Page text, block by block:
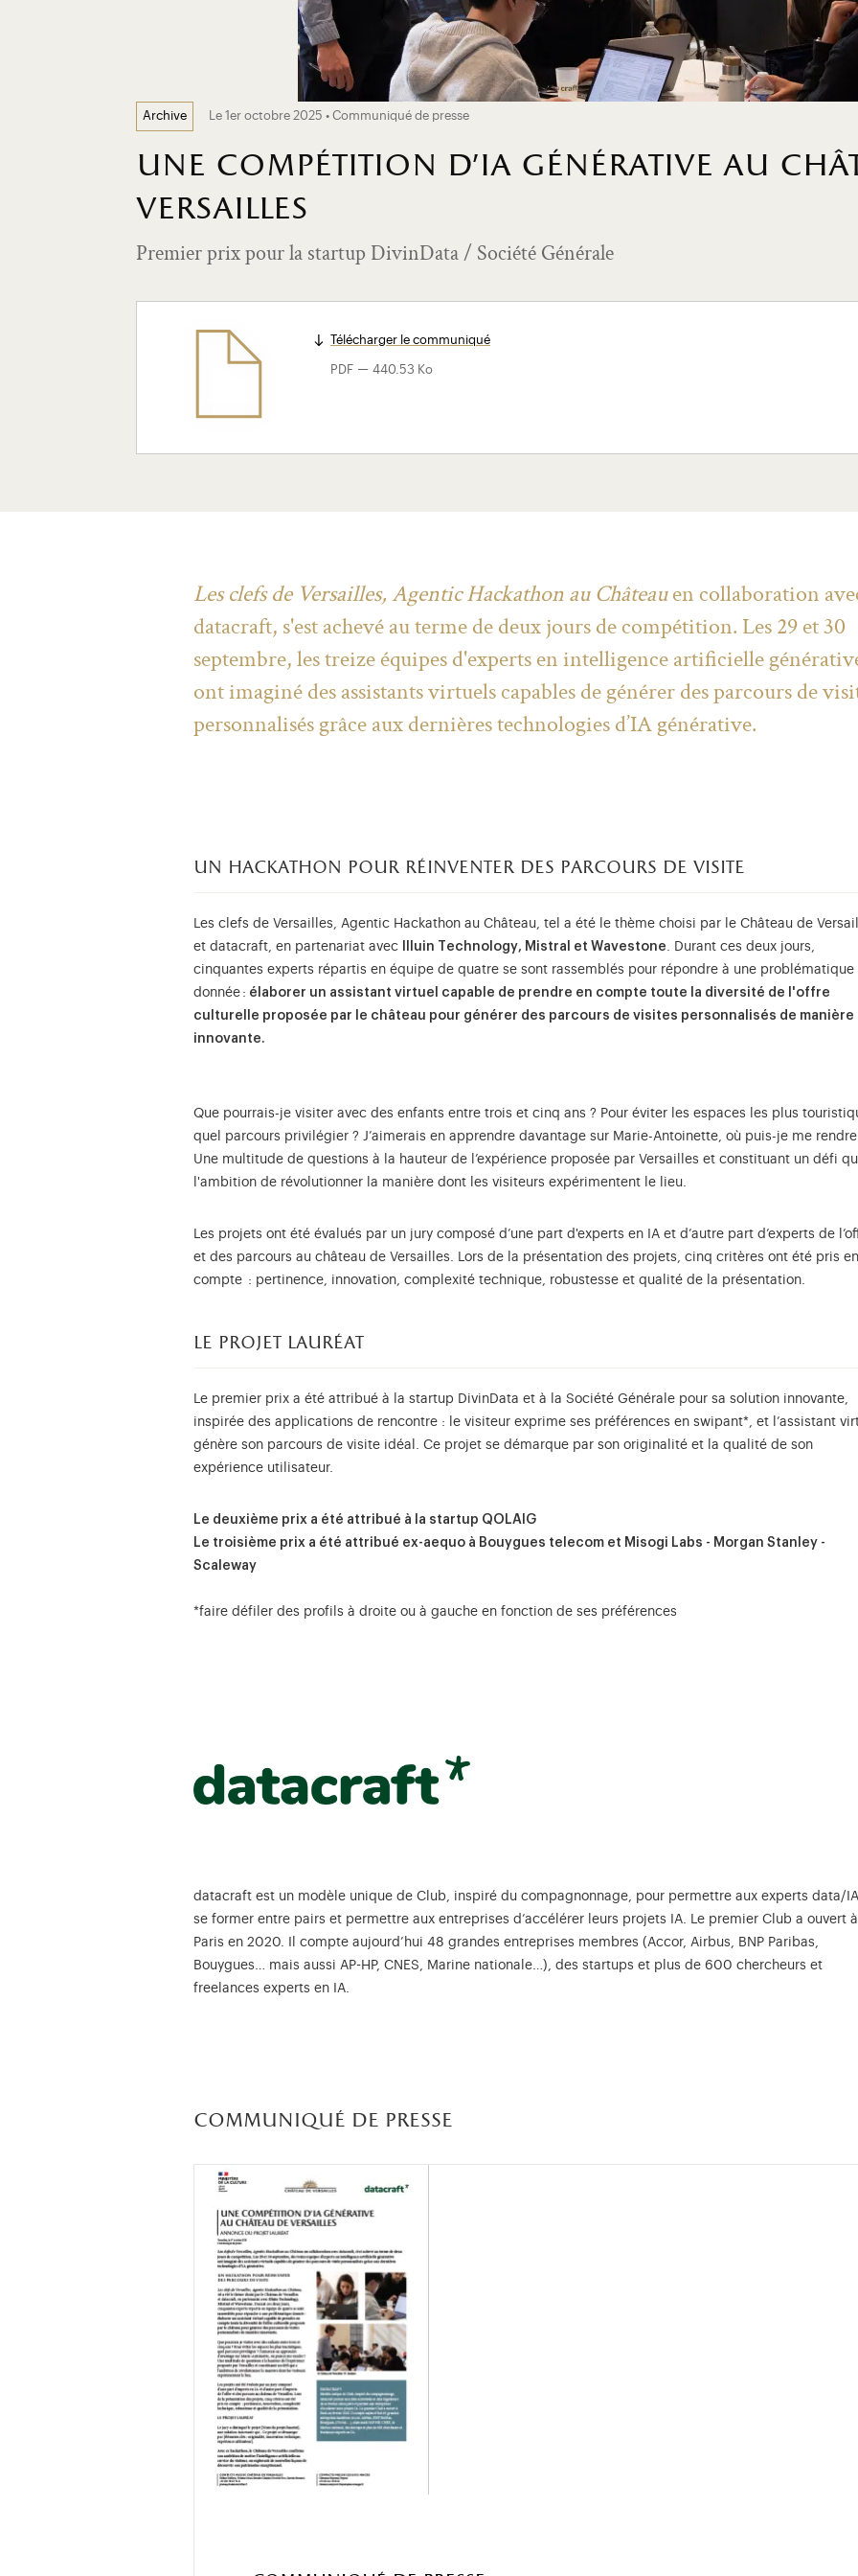
Archive Le 1er octobre 2025 • Communiqué de presse
une compétition d'ia générative au
versailles
Premier prix pour la startup DivinData / Société Générale
Télécharger le communiqué
PDF 440.53 Ko
Les clefs de Versailles, Agentic Hackathon au Châteauen collaboration
datacraft, s'est achevé au terme de deux jours de compétition. Les 29 et 30
septembre, les treize équipes d'experts en intelligence artificielle
ont imaginé des assistants virtuels capables de générer des parcours de
personnalisés grâce aux dernières technologies d’IA générative.
un hackathon pour réinventer des parcours de visite
Les clefs de Versailles, Agentic Hackathon au Château, tel a été le thème choisi par le Château de
et datacraft, en partenariat avec
Illuin Technology, Mistral et Wavestone. Durant ces deux jours,
cinquantes experts répartis en équipe de quatre se sont rassemblés pour répondre à une problématique
donnée : élaborer un assistant virtuel capable de prendre en compte toute la diversité de l'offre
culturelle proposée par le château pour générer des parcours de visites personnalisés de manière
innovante.
Que pourrais-je visiter avec des enfants entre trois et cinq ans ? Pour éviter les espaces les plus
quel parcours privilégier ? J’aimerais en apprendre davantage sur Marie-Antoinette, où puis-je me rendre
Une multitude de questions à la hauteur de l’expérience proposée par Versailles et constituant un défi
l'ambition de révolutionner la manière dont les visiteurs expérimentent le lieu.
Les projets ont été évalués par un jury composé d’une part d'experts en IA et d’autre part d’experts de
et des parcours au château de Versailles. Lors de la présentation des projets, cinq critères ont été pris en
compte : pertinence, innovation, complexité technique, robustesse et qualité de la présentation.
le projet lauréat
Le premier prix a été attribué à la startup DivinData et à la Société Générale pour sa solution innovante,
inspirée des applications de rencontre : le visiteur exprime ses préférences en swipant*, et l’assistant
génère son parcours de visite idéal. Ce projet se démarque par son originalité et la qualité de son
expérience utilisateur.
Le deuxième prix a été attribué à la startup QOLAIG
Le troisième prix a été attribué ex-aequo à Bouygues telecom et Misogi Labs - Morgan Stanley -
Scaleway
*faire défiler des profils à droite ou à gauche en fonction de ses préférences
datacraft est un modèle unique de Club, inspiré du compagnonnage, pour permettre aux experts data/
se former entre pairs et permettre aux entreprises d’accélérer leurs projets IA. Le premier Club a ouvert à
Paris en 2020. Il compte aujourd’hui 48 grandes entreprises membres (Accor, Airbus, BNP Paribas,
Bouygues… mais aussi AP-HP, CNES, Marine nationale…), des startups et plus de 600 chercheurs et
freelances experts en IA.
communiqué de presse